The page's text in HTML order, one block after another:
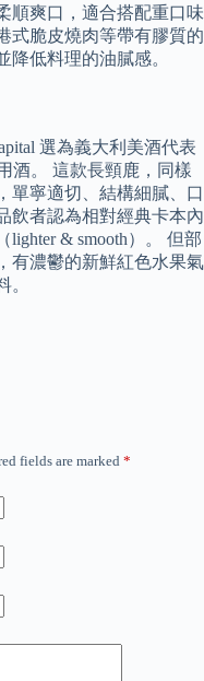
順爽口，適合搭配重口味
式脆皮燒肉等帶有膠質的
低料理的油膩感。
選為義大利美酒代表
酒。 這款長頸鹿，同樣
單寧適切、結構細膩、口
飲者認為相對經典卡本內
& smooth）。 但部
有濃鬱的新鮮紅色水果氣
。
fields are marked *